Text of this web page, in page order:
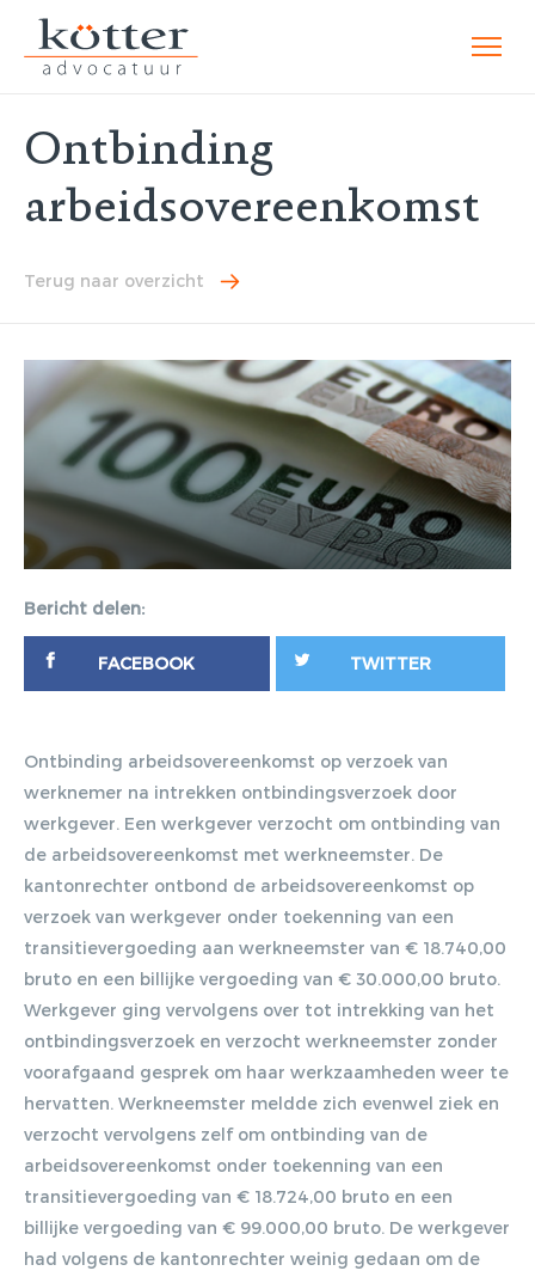
Ontbinding
arbeidsovereenkomst
Terug naar overzicht
Bericht delen:
FACEBOOK TWITTER
Ontbinding arbeidsovereenkomst op verzoek van
werknemer na intrekken ontbindingsverzoek door
werkgever. Een werkgever verzocht om ontbinding van
de arbeidsovereenkomst met werkneemster. De
kantonrechter ontbond de arbeidsovereenkomst op
verzoek van werkgever onder toekenning van een
transitievergoeding aan werkneemster van € 18.740,00
bruto en een billijke vergoeding van € 30.000,00 bruto.
Werkgever ging vervolgens over tot intrekking van het
ontbindingsverzoek en verzocht werkneemster zonder
voorafgaand gesprek om haar werkzaamheden weer te
hervatten. Werkneemster meldde zich evenwel ziek en
verzocht vervolgens zelf om ontbinding van de
arbeidsovereenkomst onder toekenning van een
transitievergoeding van € 18.724,00 bruto en een
billijke vergoeding van € 99.000,00 bruto. De werkgever
had volgens de kantonrechter weinig gedaan om de